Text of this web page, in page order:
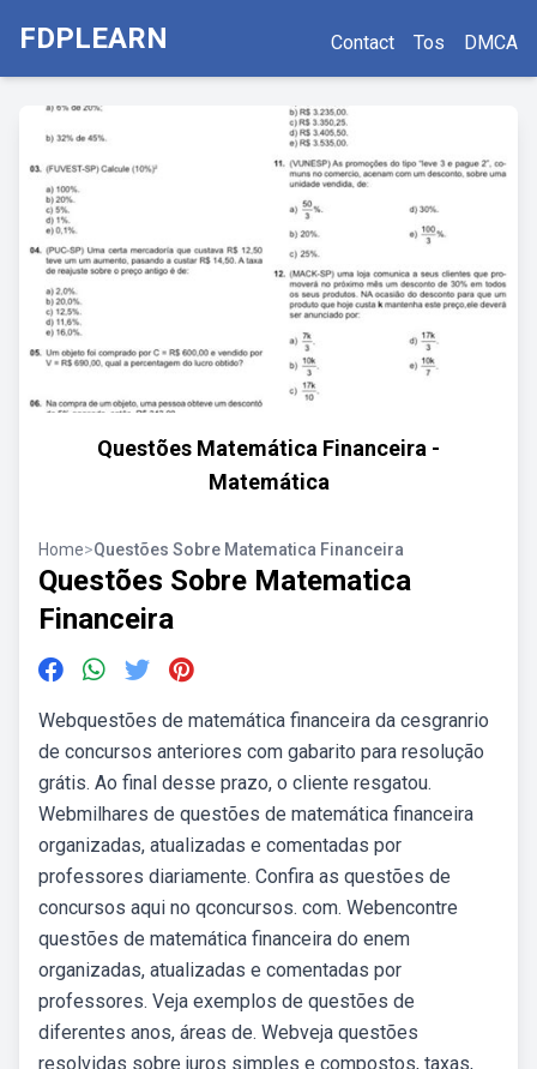
FDPLEARN Contact Tos DMCA
Questões Matemática Financeira -
Matemática
Home>Questões Sobre Matematica Financeira
Questões Sobre Matematica
Financeira
Webquestões de matemática financeira da cesgranrio
de concursos anteriores com gabarito para resolução
grátis. Ao final desse prazo, o cliente resgatou.
Webmilhares de questões de matemática financeira
organizadas, atualizadas e comentadas por
professores diariamente. Confira as questões de
concursos aqui no qconcursos. com. Webencontre
questões de matemática financeira do enem
organizadas, atualizadas e comentadas por
professores. Veja exemplos de questões de
diferentes anos, áreas de. Webveja questões
resolvidas sobre juros simples e compostos, taxas,